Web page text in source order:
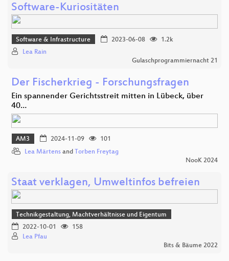
Software-Kuriositäten
Software & Infrastructure 2023-06-08
1.2k
Lea Rain
Gulaschprogrammiernacht 21
Der Fischerkrieg - Forschungsfragen
Ein spannender Gerichtsstreit mitten in Lübeck, über
40…
AM3 2024-11-09
101
Lea Märtens and Torben Freytag
NooK 2024
Staat verklagen, Umweltinfos befreien
Technikgestaltung, Machtverhältnisse und Eigentum
2022-10-01
158
Lea Pfau
Bits & Bäume 2022